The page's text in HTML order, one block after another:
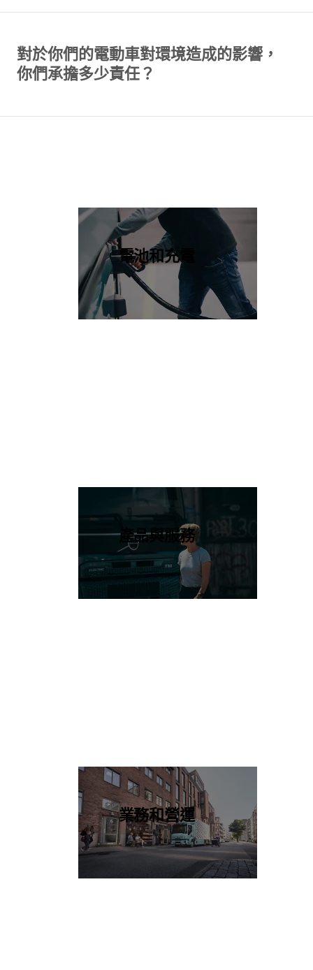
對於你們的電動車對環境造成的影響，
你們承擔多少責任？
電池和充電
產品與服務
業務和營運